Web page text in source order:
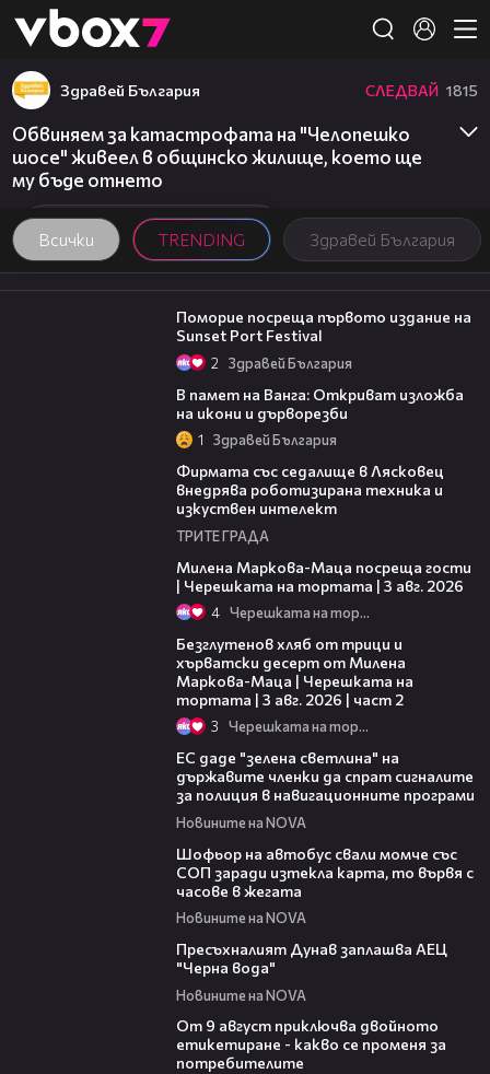
👾
Всички TRENDING Здравей България
Здравей България СЛЕДВАЙ 1815
Обвиняем за катастрофата на "Челопешко
шосе" живеел в общинско жилище, което ще
му бъде отнето
05:54
Поморие посреща първото издание на
Sunset Port Festival
2 Здравей България
В памет на Ванга: Откриват изложба
на икони и дърворезби
1 Здравей България
Фирмата със седалище в Лясковец
внедрява роботизирана техника и
изкуствен интелект
ТРИТЕ ГРАДА
Милена Маркова-Маца посреща гости
| Черешката на тортата | 3 авг. 2026
4 Черешката на тортата
Безглутенов хляб от трици и
хърватски десерт от Милена
Маркова-Маца | Черешката на
тортата | 3 авг. 2026 | част 2
3 Черешката на тортата
ЕС даде "зелена светлина" на
държавите членки да спрат сигналите
за полиция в навигационните програми
Новините на NOVA
Шофьор на автобус свали момче със
СОП заради изтекла карта, то вървя с
часове в жегата
Новините на NOVA
Пресъхналият Дунав заплашва АЕЦ
"Черна вода"
Новините на NOVA
От 9 август приключва двойното
етикетиране - какво се променя за
потребителите